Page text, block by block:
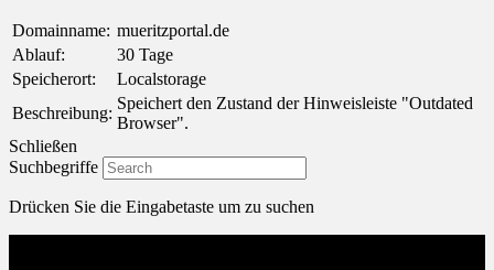
Domainname: mueritzportal.de
Ablauf:
30 Tage
Speicherort:
Localstorage
Beschreibung:
Speichert den Zustand der Hinweisleiste "Outdated
Browser".
Schließen
Suchbegriffe
Drücken Sie die Eingabetaste um zu suchen